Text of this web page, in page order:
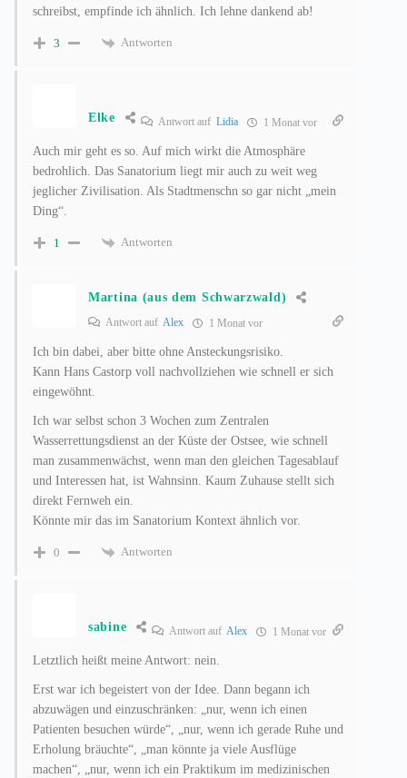
schreibst, empfinde ich ähnlich. Ich lehne dankend ab!
3 Antworten
Elke Antwort auf Lidia 1 Monat vor
Auch mir geht es so. Auf mich wirkt die Atmosphäre
bedrohlich. Das Sanatorium liegt mir auch zu weit weg
jeglicher Zivilisation. Als Stadtmenschn so gar nicht „mein
Ding“.
1 Antworten
Martina (aus dem Schwarzwald)
Antwort auf Alex 1 Monat vor
Ich bin dabei, aber bitte ohne Ansteckungsrisiko.
Kann Hans Castorp voll nachvollziehen wie schnell er sich
eingewöhnt.
Ich war selbst schon 3 Wochen zum Zentralen
Wasserrettungsdienst an der Küste der Ostsee, wie schnell
man zusammenwächst, wenn man den gleichen Tagesablauf
und Interessen hat, ist Wahnsinn. Kaum Zuhause stellt sich
direkt Fernweh ein.
Könnte mir das im Sanatorium Kontext ähnlich vor.
0 Antworten
sabine Antwort aufAlex 1 Monat vor
Letztlich heißt meine Antwort: nein.
Erst war ich begeistert von der Idee. Dann begann ich
abzuwägen und einzuschränken: „nur, wenn ich einen
Patienten besuchen würde“, „nur, wenn ich gerade Ruhe und
Erholung bräuchte“, „man könnte ja viele Ausflüge
machen“, „nur, wenn ich ein Praktikum im medizinischen